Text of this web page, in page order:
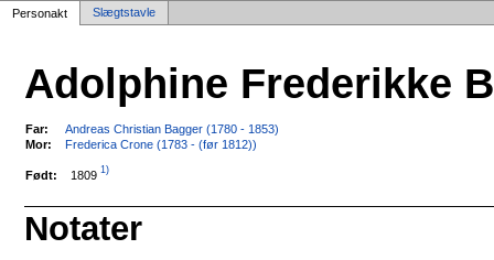
Personakt Slægtstavle
Adolphine Frederikke
Far:
Andreas Christian Bagger (1780 - 1853)
Mor:
Frederica Crone (1783 - (før 1812))
Født: 1809 1)
Notater